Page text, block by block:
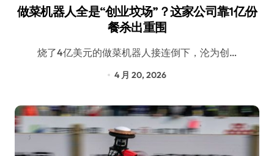
做菜机器人全是“创业坟场”？这家公司靠1亿份
餐杀出重围
烧了4亿美元的做菜机器人接连倒下，沦为创…
4 月 20, 2026